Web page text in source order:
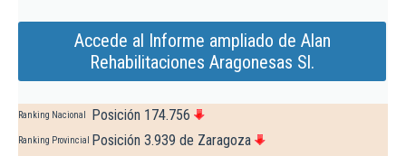
Accede al Informe ampliado de Alan
Rehabilitaciones Aragonesas Sl.
Ranking Nacional Posición 174.756
Ranking Provincial Posición 3.939 de Zaragoza